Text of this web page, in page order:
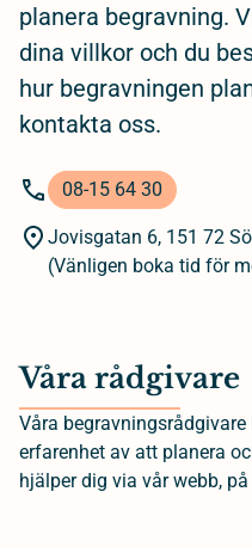
planera begravning.
dina villkor och du
hur begravningen
kontakta oss.
08-15 64 30
Jovisgatan 6, 151 72
(Vänligen boka tid för
Våra rådgivare
Våra
erfarenhet av att planera
hjälper dig via vår webb,